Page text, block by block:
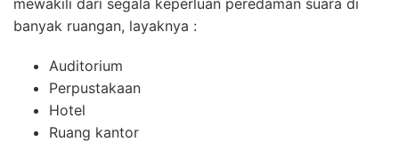
banyak ruangan, layaknya :
Auditorium
Perpustakaan
Hotel
Ruang kantor